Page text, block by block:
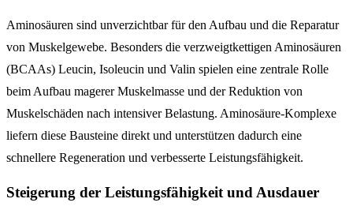
Aminosäuren sind unverzichtbar für den Aufbau und die Reparatur
von Muskelgewebe. Besonders die verzweigtkettigen Aminosäuren
(BCAAs) Leucin, Isoleucin und Valin spielen eine zentrale Rolle
beim Aufbau magerer Muskelmasse und der Reduktion von
Muskelschäden nach intensiver Belastung. Aminosäure-Komplexe
liefern diese Bausteine direkt und unterstützen dadurch eine
schnellere Regeneration und verbesserte Leistungsfähigkeit.
Steigerung der Leistungsfähigkeit und Ausdauer